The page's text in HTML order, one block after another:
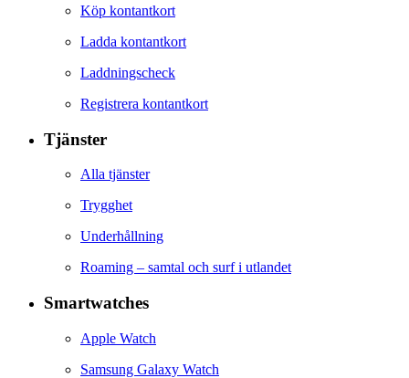
Köp kontantkort
Ladda kontantkort
Laddningscheck
Registrera kontantkort
Tjänster
Alla tjänster
Trygghet
Underhållning
Roaming – samtal och surf i utlandet
Smartwatches
Apple Watch
Samsung Galaxy Watch